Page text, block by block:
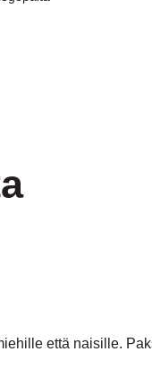
että naisille.